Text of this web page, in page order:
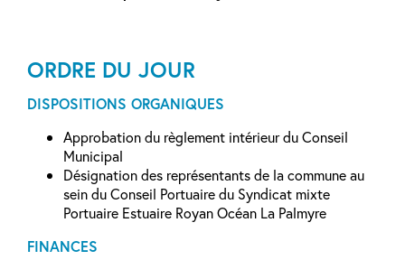
ORDRE DU JOUR
DISPOSITIONS ORGANIQUES
Approbation du règlement intérieur du Conseil
Municipal
Désignation des représentants de la commune au
sein du Conseil Portuaire du Syndicat mixte
Portuaire Estuaire Royan Océan La Palmyre
FINANCES